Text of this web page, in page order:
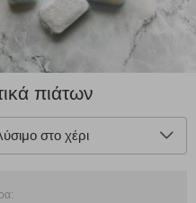
πιάτων
στο χέρι